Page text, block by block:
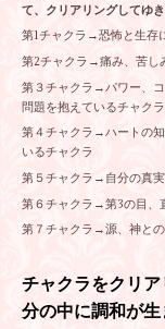
て、クリアリングしてゆき
第1チャクラ→恐怖と生存
第2チャクラ→痛み、苦し
第３チャクラ→パワー、
問題を抱えているチャクラ
第４チャクラ→ハートの
いるチャクラ
第５チャクラ→自分の真
第６チャクラ→第3の目、
第７チャクラ→源、神と
チャクラをクリ
分の中に調和が生